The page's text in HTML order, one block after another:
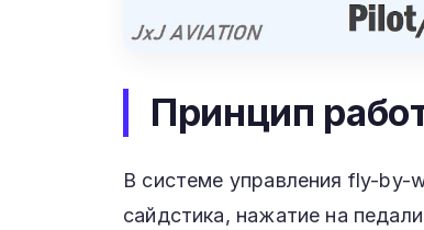
Принцип
В системе управления fly-
сайдстика, нажатие на